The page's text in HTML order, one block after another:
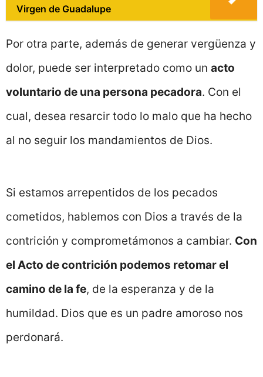
Virgen de Guadalupe
Por otra parte, además de generar vergüenza y
dolor, puede ser interpretado como un acto
voluntario de una persona pecadora. Con el
cual, desea resarcir todo lo malo que ha hecho
al no seguir los mandamientos de Dios.
Si estamos arrepentidos de los pecados
cometidos, hablemos con Dios a través de la
contrición y comprometámonos a cambiar. Con
el Acto de contrición podemos retomar el
camino de la fe, de la esperanza y de la
humildad. Dios que es un padre amoroso nos
perdonará.